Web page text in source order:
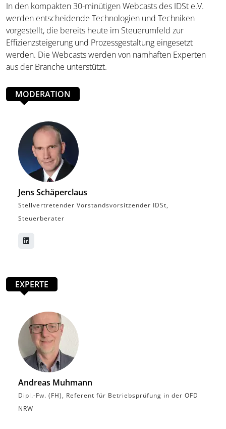
In den kompakten 30-minütigen Webcasts des IDSt e.V.
werden entscheidende Technologien und Techniken
vorgestellt, die bereits heute im Steuerumfeld zur
Effizienzsteigerung und Prozessgestaltung eingesetzt
werden. Die Webcasts werden von namhaften Experten
aus der Branche unterstützt.
MODERATION
Jens Schäperclaus
Stellvertretender Vorstandsvorsitzender IDSt,
Steuerberater
EXPERTE
Andreas Muhmann
Dipl.-Fw. (FH), Referent für Betriebsprüfung in der OFD
NRW